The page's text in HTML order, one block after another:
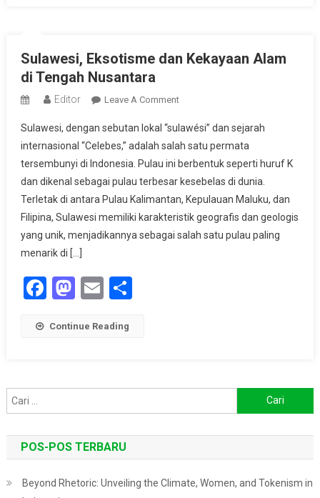
Sulawesi, Eksotisme dan Kekayaan Alam
di Tengah Nusantara
Editor Leave A CommentOn
Eksotisme
Dan
Kekayaan
Alam
Di
Tengah
Nusantara
Sulawesi, dengan sebutan lokal “sulawési” dan sejarah
internasional “Celebes,” adalah salah satu permata
tersembunyi di Indonesia. Pulau ini berbentuk seperti huruf K
dan dikenal sebagai pulau terbesar kesebelas di dunia.
Terletak di antara Pulau Kalimantan, Kepulauan Maluku, dan
Filipina, Sulawesi memiliki karakteristik geografis dan geologis
yang unik, menjadikannya sebagai salah satu pulau paling
menarik di […]
Facebook
Mastodon
EmailShare
Continue Reading
untuk:
POS-POS TERBARU
Beyond Rhetoric: Unveiling the Climate, Women, and Tokenism in